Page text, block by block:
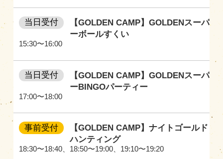
15:30〜16:00
当日受付
【GOLDEN CAMP】GOLDENスーパ
ーボールすくい
17:00〜18:00
当日受付
【GOLDEN CAMP】GOLDENスーパ
ーBINGOパーティー
18:30〜18:40 18:50〜19:00 19:10〜19:20
事前受付
【GOLDEN CAMP】ナイトゴールド
ハンティング